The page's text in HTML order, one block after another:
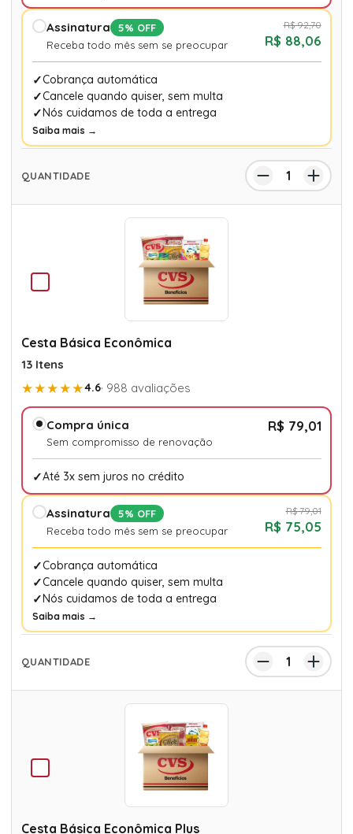
Assinatura
5% OFF
Receba todo mês sem se preocupar
R$ 92,70
R$ 88,06
Cobrança automática
Cancele quando quiser, sem multa
Nós cuidamos de toda a entrega
Saiba mais →
Cesta Básica Econômica
13 Itens
★★★★★4.6· 988 avaliações
Compra única
Sem compromisso de renovação
R$ 79,01
Até 3x sem juros no crédito
Assinatura
5% OFF
Receba todo mês sem se preocupar
R$ 79,01
R$ 75,05
Cobrança automática
Cancele quando quiser, sem multa
Nós cuidamos de toda a entrega
Saiba mais →
Cesta Básica Econômica Plus